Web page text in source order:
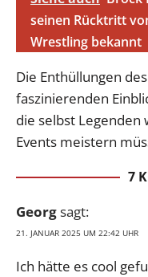
seinen Rücktritt
Wrestling bekannt
Die Enthüllungen
faszinierenden
die selbst Legenden
Events meistern
7
Georgsagt:
21. JANUAR 2025 UM 22:42 UHR
Ich hätte es cool